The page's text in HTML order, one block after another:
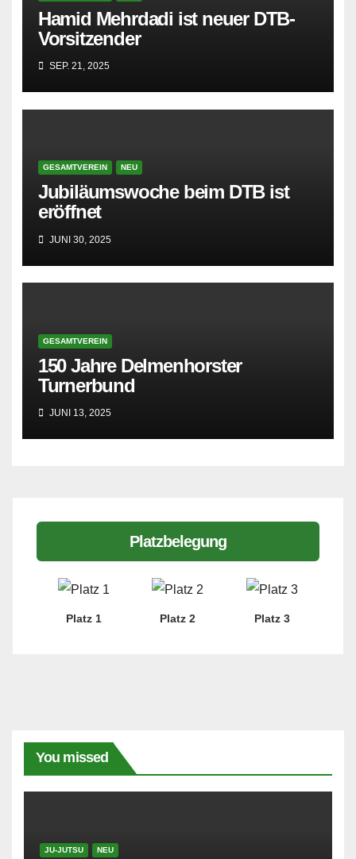
Hamid Mehrdadi ist neuer DTB-
Vorsitzender
SEP. 21, 2025
GESAMTVEREIN NEU
Jubiläumswoche beim DTB ist
eröffnet
JUNI 30, 2025
GESAMTVEREIN
150 Jahre Delmenhorster
Turnerbund
JUNI 13, 2025
Platzbelegung
Platz 1 Platz 2 Platz 3
You missed
JU-JUTSU NEU